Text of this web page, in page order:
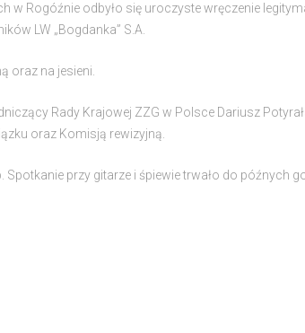
w Rogóźnie odbyło się uroczyste wręczenie
LW „Bogdanka” S.A.
oraz na jesieni.
Rady Krajowej ZZG w Polsce Dariusz
oraz Komisją rewizyjną.
przy gitarze i śpiewie trwało do późnych